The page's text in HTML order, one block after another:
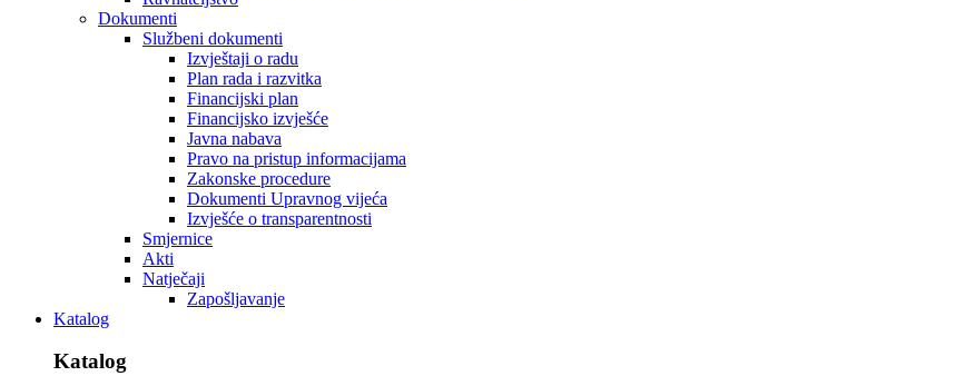
Dokumenti
Službeni dokumenti
Izvještaji o radu
Plan rada i razvitka
Financijski plan
Financijsko izvješće
Javna nabava
Pravo na pristup informacijama
Zakonske procedure
Dokumenti Upravnog vijeća
Izvješće o transparentnosti
Smjernice
Akti
Natječaji
Zapošljavanje
Katalog
Katalog